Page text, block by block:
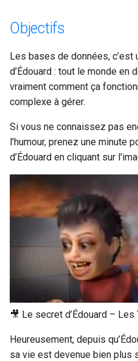
i
o
n
e
l
a
h
Objectifs
Les bases de données,
d’Édouard : tout le monde en
vraiment comment ça
complexe à gérer.
Si vous ne connaissez pas
l’humour, prenez une minute
d’Édouard en cliquant sur
🎥 Le secret d’Édouard –
Heureusement, depuis
sa vie est devenue bien plus